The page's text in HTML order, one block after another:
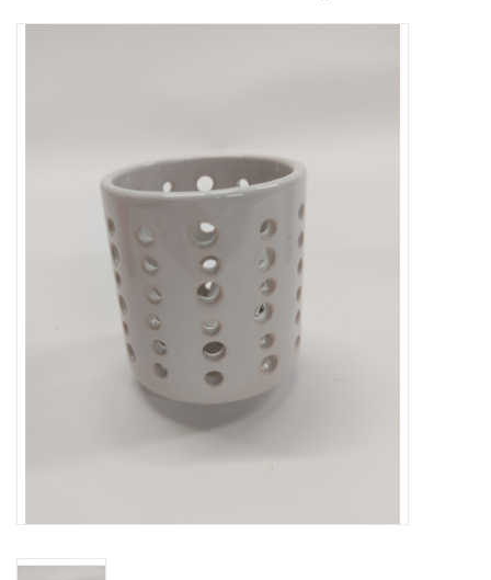
OUTLET ! Geboorte,
huwelijk, communie,
MOEDERDAG 2026